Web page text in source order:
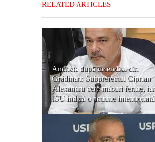
RELATED ARTICLES
Ancheta după incendiul din
Grădinari: Subprefectul Ciprian
Alexandru cere măsuri ferme, iar
ISU indică o acțiune intenționată